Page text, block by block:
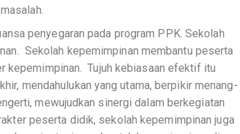
penyegaran pada program PPK. Sekolah
Sekolah kepemimpinan membantu peserta
kepemimpinan. Tujuh kebiasaan efektif itu
mendahulukan yang utama, berpikir menang-
mewujudkan sinergi dalam berkegiatan
peserta didik, sekolah kepemimpinan juga